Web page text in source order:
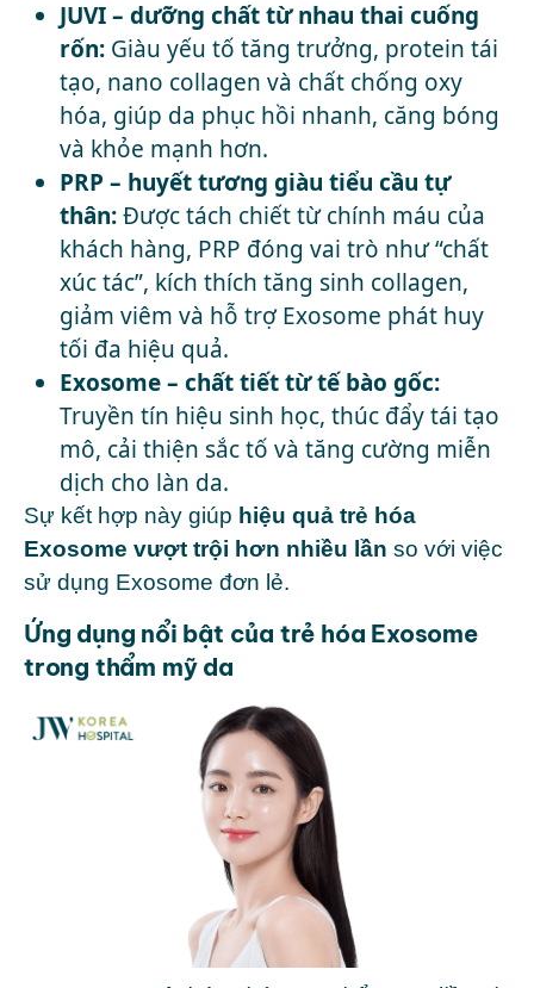
JUVI – dưỡng chất từ nhau thai cuống
rốn: Giàu yếu tố tăng trưởng, protein tái
tạo, nano collagen và chất chống oxy
hóa, giúp da phục hồi nhanh, căng bóng
và khỏe mạnh hơn.
PRP – huyết tương giàu tiểu cầu tự
thân:Được tách chiết từ chính máu của
khách hàng, PRP đóng vai trò như “chất
xúc tác”, kích thích tăng sinh collagen,
giảm viêm và hỗ trợ Exosome phát huy
tối đa hiệu quả.
Exosome – chất tiết từ tế bào gốc:
Truyền tín hiệu sinh học, thúc đẩy tái tạo
mô, cải thiện sắc tố và tăng cường miễn
dịch cho làn da.
Sự kết hợp này giúp hiệu quả trẻ hóa
Exosome vượt trội hơn nhiều lần so với việc
sử dụng Exosome đơn lẻ.
Ứng dụng nổi bật của trẻ hóa Exosome
trong thẩm mỹ da